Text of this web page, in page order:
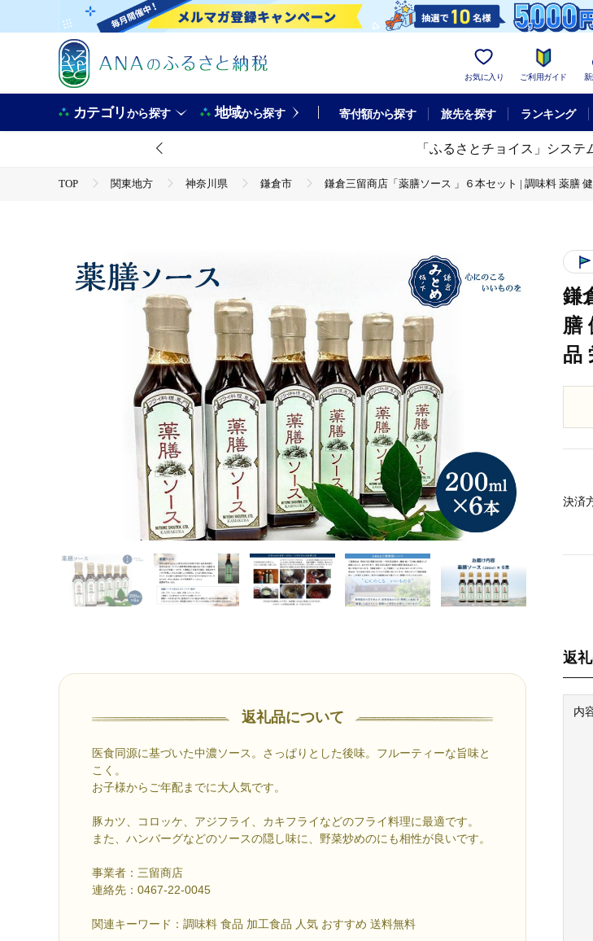
お気に入り ご利用ガイド 新
カテゴリから探す 地域から探す 寄付額から探す 旅先を探す ランキング
「ふるさとチョイス」システ
TOP 関東地方 神奈川県 鎌倉市
鎌倉三留商店「薬膳ソース 」６本セット | 調味料 薬膳
返礼品について
医食同源に基づいた中濃ソース。さっぱりとした後味。フルーティーな旨味と
こく。
お子様からご年配までに大人気です。
豚カツ、コロッケ、アジフライ、カキフライなどのフライ料理に最適です。
また、ハンバーグなどのソースの隠し味に、野菜炒めのにも相性が良いです。
事業者：三留商店
連絡先：0467-22-0045
関連キーワード：調味料 食品 加工食品 人気 おすすめ 送料無料
鎌
膳
品
返
内
決済